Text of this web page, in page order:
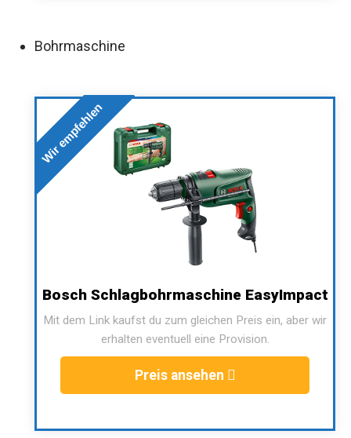
Bohrmaschine
Wir empfehlen
Bosch Schlagbohrmaschine EasyImpact
Mit dem Link kaufst du zum gleichen Preis ein, aber wir
erhalten eventuell eine Provision.
Preis ansehen